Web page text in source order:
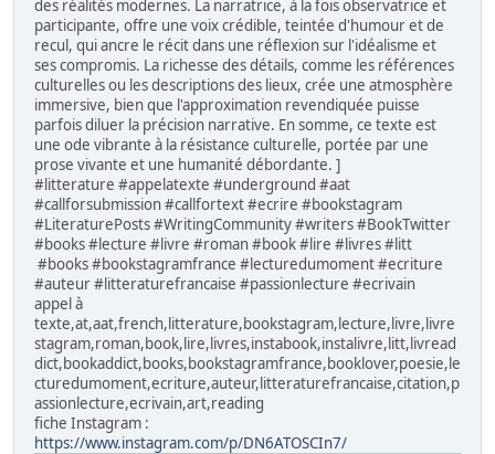
des réalités modernes. La narratrice, à la fois observatrice et
participante, offre une voix crédible, teintée d'humour et de
recul, qui ancre le récit dans une réflexion sur l'idéalisme et
ses compromis. La richesse des détails, comme les références
culturelles ou les descriptions des lieux, crée une atmosphère
immersive, bien que l'approximation revendiquée puisse
parfois diluer la précision narrative. En somme, ce texte est
une ode vibrante à la résistance culturelle, portée par une
prose vivante et une humanité débordante. ]
#litterature #appelatexte #underground #aat
#callforsubmission #callfortext #ecrire #bookstagram
#LiteraturePosts #WritingCommunity #writers #BookTwitter
#books #lecture #livre #roman #book #lire #livres #litt
#books #bookstagramfrance #lecturedumoment #ecriture
#auteur #litteraturefrancaise #passionlecture #ecrivain
appel à
texte,at,aat,french,litterature,bookstagram,lecture,livre,livre
stagram,roman,book,lire,livres,instabook,instalivre,litt,livread
dict,bookaddict,books,bookstagramfrance,booklover,poesie,le
cturedumoment,ecriture,auteur,litteraturefrancaise,citation,p
assionlecture,ecrivain,art,reading
fiche Instagram :
https://www.instagram.com/p/DN6ATOSCIn7/